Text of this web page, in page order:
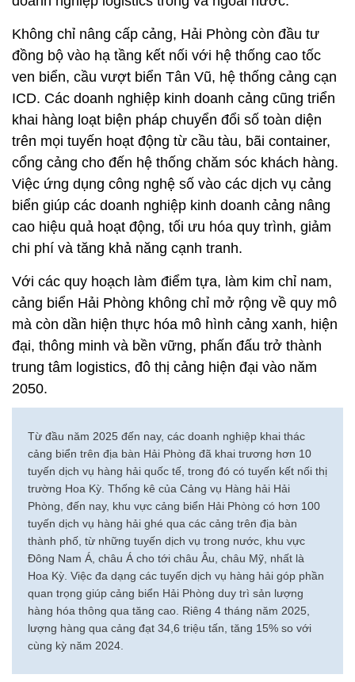
Không chỉ nâng cấp cảng, Hải Phòng còn đầu tư
đồng bộ vào hạ tầng kết nối với hệ thống cao tốc
ven biển, cầu vượt biển Tân Vũ, hệ thống cảng cạn
ICD. Các doanh nghiệp kinh doanh cảng cũng triển
khai hàng loạt biện pháp chuyển đổi số toàn diện
trên mọi tuyến hoạt động từ cầu tàu, bãi container,
cổng cảng cho đến hệ thống chăm sóc khách hàng.
Việc ứng dụng công nghệ số vào các dịch vụ cảng
biển giúp các doanh nghiệp kinh doanh cảng nâng
cao hiệu quả hoạt động, tối ưu hóa quy trình, giảm
chi phí và tăng khả năng cạnh tranh.
Với các quy hoạch làm điểm tựa, làm kim chỉ nam,
cảng biển Hải Phòng không chỉ mở rộng về quy mô
mà còn dần hiện thực hóa mô hình cảng xanh, hiện
đại, thông minh và bền vững, phấn đấu trở thành
trung tâm logistics, đô thị cảng hiện đại vào năm
2050.
Từ đầu năm 2025 đến nay, các doanh nghiệp khai thác
cảng biển trên địa bàn Hải Phòng đã khai trương hơn 10
tuyến dịch vụ hàng hải quốc tế, trong đó có tuyến kết nối thị
trường Hoa Kỳ. Thống kê của Cảng vụ Hàng hải Hải
Phòng, đến nay, khu vực cảng biển Hải Phòng có hơn 100
tuyến dịch vụ hàng hải ghé qua các cảng trên địa bàn
thành phố, từ những tuyến dịch vụ trong nước, khu vực
Đông Nam Á, châu Á cho tới châu Âu, châu Mỹ, nhất là
Hoa Kỳ. Việc đa dạng các tuyến dịch vụ hàng hải góp phần
quan trọng giúp cảng biển Hải Phòng duy trì sản lượng
hàng hóa thông qua tăng cao. Riêng 4 tháng năm 2025,
lượng hàng qua cảng đạt 34,6 triệu tấn, tăng 15% so với
cùng kỳ năm 2024.